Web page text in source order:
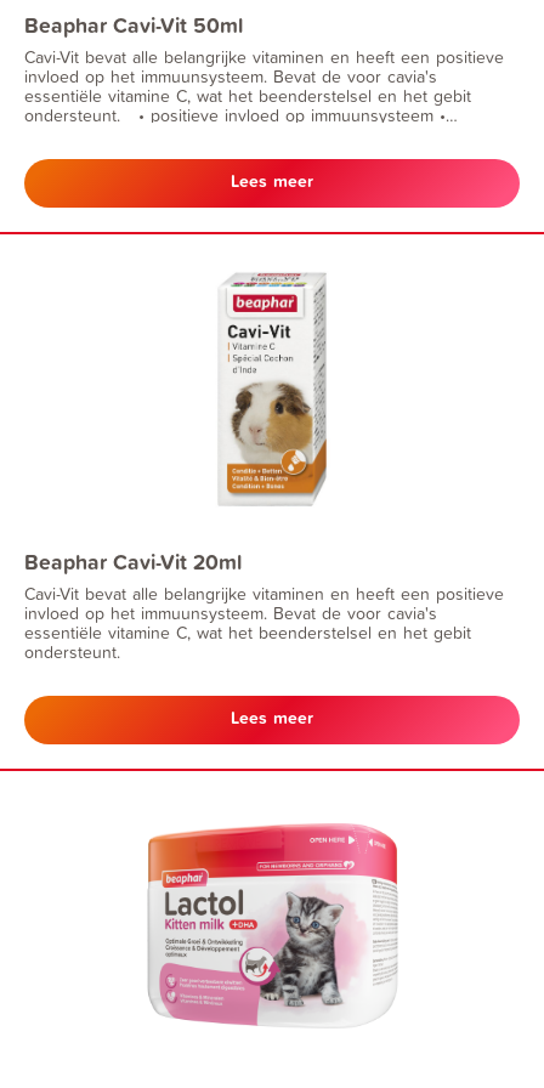
Beaphar Cavi-Vit 50ml
Cavi-Vit bevat alle belangrijke vitaminen en heeft een positieve
invloed op het immuunsysteem. Bevat de voor cavia's
essentiële vitamine C, wat het beenderstelsel en het gebit
ondersteunt. • positieve invloed op immuunsysteem •
Lees meer
Beaphar Cavi-Vit 20ml
Cavi-Vit bevat alle belangrijke vitaminen en heeft een positieve
invloed op het immuunsysteem. Bevat de voor cavia's
essentiële vitamine C, wat het beenderstelsel en het gebit
ondersteunt.
Lees meer